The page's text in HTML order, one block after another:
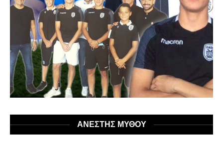
ΑΝΕΣΤΗΣ ΜΥΘΟΥ